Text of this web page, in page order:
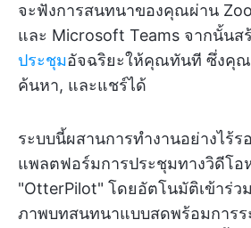
จะฟังการสนทนาของคุณผ่าน
และ Microsoft Teams จากนั้นส
ประชุมอัจฉริยะให้คุณทันที ซึ่งคุณ
ค้นหา, และแชร์ได้
ระบบนี้ผสานการทำงานอย่างไร้ร
แพลตฟอร์มการประชุมทางวิดีโอ
"OtterPilot" โดยอัตโนมัติเข้าร่ว
ภาพบทสนทนาแบบสดพร้อมการร